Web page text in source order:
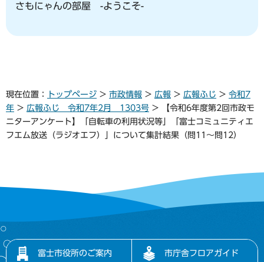
さもにゃんの部屋 -ようこそ-
現在位置： トップページ > 市政情報 > 広報 > 広報ふじ > 令和7
年 > 広報ふじ 令和7年2月 1303号 > 【令和6年度第2回市政モ
ニターアンケート】「自転車の利用状況等」「富士コミュニティエ
フエム放送（ラジオエフ）」について集計結果（問11～問12）
富士市役所のご案内 市庁舎フロアガイド